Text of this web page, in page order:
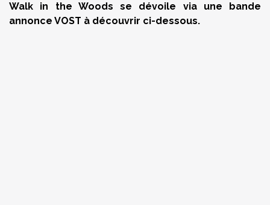
Walk in the Woods se dévoile via une bande
annonce VOST à découvrir ci-dessous.